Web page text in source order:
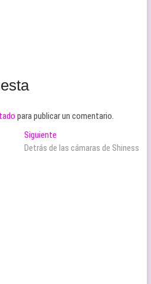
para publicar un comentario.
Siguiente
siguiente:
Detrás de las cámaras de Shiness